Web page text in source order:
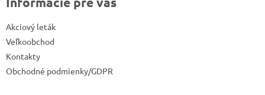
Akciový leták
Veľkoobchod
Kontakty
Obchodné podmienky/GDPR